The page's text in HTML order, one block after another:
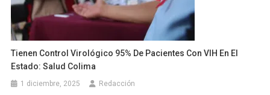
Tienen Control Virológico 95% De Pacientes Con VIH En El
Estado: Salud Colima
1 diciembre, 2025 Redacción